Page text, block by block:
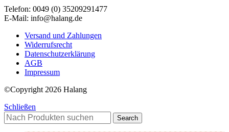
Telefon: 0049 (0) 35209291477
E-Mail: info@halang.de
Versand und Zahlungen
Widerrufsrecht
Datenschutzerklärung
AGB
Impressum
©Copyright 2026 Halang
Schließen
Search